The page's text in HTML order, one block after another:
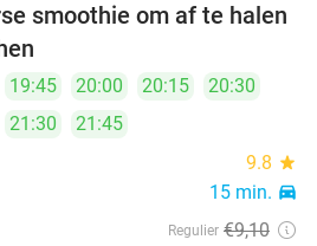
40%
smoothie om af te halen
19:45 20:00 20:15
20:30
21:30
21:45
9.8 star
15 min. directions_car
Regulier €9,10